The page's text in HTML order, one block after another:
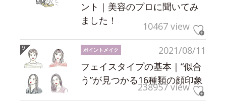
ント｜美容のプロに聞いてみ
ました！
10467 view
2021/08/11
ポイントメイク
フェイスタイプの基本｜“似合
う”が見つかる16種類の顔印象
238957 view